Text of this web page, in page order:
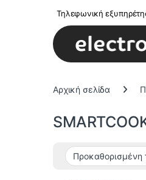
Τηλεφωνική
Αρχική σελίδα